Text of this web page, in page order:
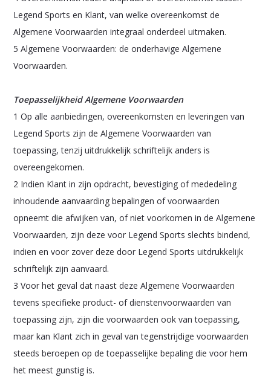
Legend Sports en Klant, van welke overeenkomst de
Algemene Voorwaarden integraal onderdeel uitmaken.
5 Algemene Voorwaarden: de onderhavige Algemene
Voorwaarden.
Toepasselijkheid Algemene Voorwaarden
1 Op alle aanbiedingen, overeenkomsten en leveringen van
Legend Sports zijn de Algemene Voorwaarden van
toepassing, tenzij uitdrukkelijk schriftelijk anders is
overeengekomen.
2 Indien Klant in zijn opdracht, bevestiging of mededeling
inhoudende aanvaarding bepalingen of voorwaarden
opneemt die afwijken van, of niet voorkomen in de Algemene
Voorwaarden, zijn deze voor Legend Sports slechts bindend,
indien en voor zover deze door Legend Sports uitdrukkelijk
schriftelijk zijn aanvaard.
3 Voor het geval dat naast deze Algemene Voorwaarden
tevens specifieke product- of dienstenvoorwaarden van
toepassing zijn, zijn die voorwaarden ook van toepassing,
maar kan Klant zich in geval van tegenstrijdige voorwaarden
steeds beroepen op de toepasselijke bepaling die voor hem
het meest gunstig is.